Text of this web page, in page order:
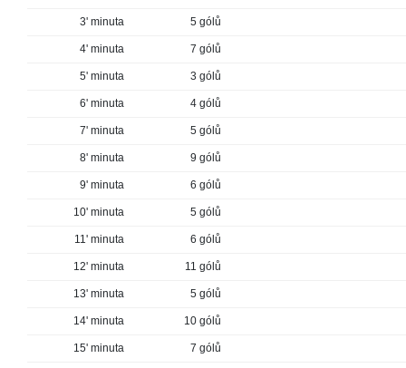
3' minuta 5 gólů
4' minuta 7 gólů
5' minuta 3 gólů
6' minuta 4 gólů
7' minuta 5 gólů
8' minuta 9 gólů
9' minuta 6 gólů
10' minuta 5 gólů
11' minuta 6 gólů
12' minuta 11 gólů
13' minuta 5 gólů
14' minuta 10 gólů
15' minuta 7 gólů